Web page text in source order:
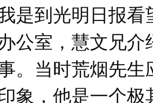
是到光明日报
公室，慧文兄
。当时荒烟先生
象，他是一个